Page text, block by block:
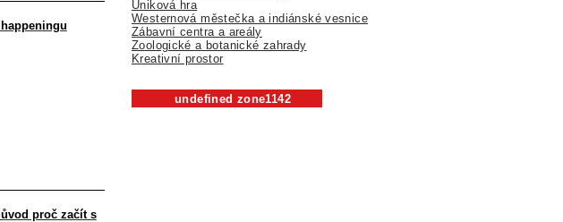
proč začít s
Úniková hra
Westernová městečka a indiánské vesnice
Zábavní centra a areály
Zoologické a botanické zahrady
Kreativní prostor
undefined zone1142